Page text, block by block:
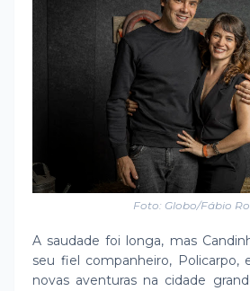
Foto: Globo/Fábio
A saudade foi longa, mas
seu fiel companheiro, Policarpo,
novas aventuras na cidade